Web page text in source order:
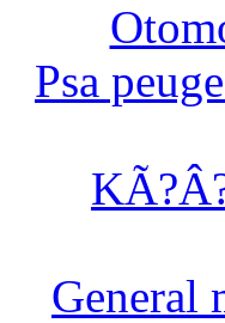
Psa
General